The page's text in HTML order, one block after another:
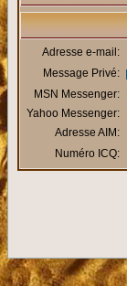
Adresse e-mail:
Message Privé:
MSN Messenger:
Yahoo Messenger:
Adresse AIM:
Numéro ICQ: